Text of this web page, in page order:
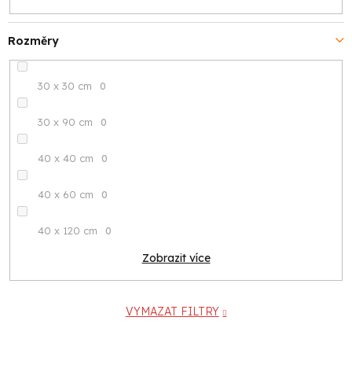
Rozměry
30 x 30 cm 0
30 x 90 cm 0
40 x 40 cm 0
40 x 60 cm 0
40 x 120 cm 0
Zobrazit více
VYMAZAT FILTRY